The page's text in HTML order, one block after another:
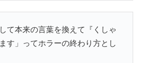
て本来の言葉を換えて『くしゃ
す」ってホラーの終わり方とし